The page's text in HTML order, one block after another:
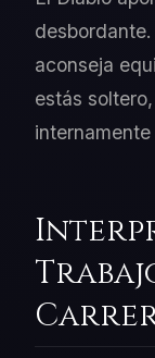
aconseja
estás